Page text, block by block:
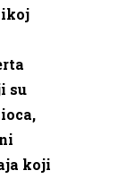
su
koji